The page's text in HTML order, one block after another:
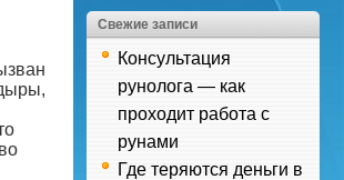
Свежие записи
Консультация
рунолога — как
проходит работа с
рунами
Где теряются деньги в